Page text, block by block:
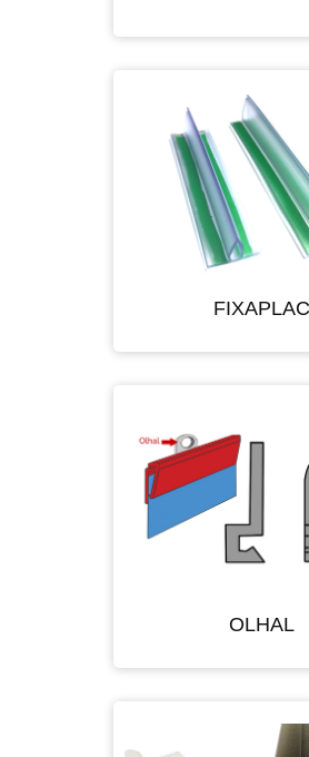
FIXAPLAC
OLHAL